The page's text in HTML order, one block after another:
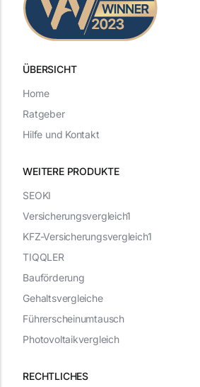
ÜBERSICHT
WEITERE PRODUKTE
RECHTLICHES
SEOKI
Versicherungsvergleich1
KFZ-Versicherungsvergleich1
TIQQLER
Bauförderung
Gehaltsvergleiche
Führerscheinumtausch
Photovoltaikvergleich
Home
Ratgeber
Hilfe und Kontakt